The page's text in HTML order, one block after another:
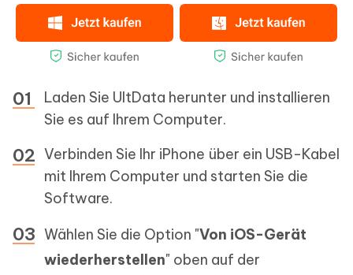
Laden Sie UltData herunter und installieren
Sie es auf Ihrem Computer.
Verbinden Sie Ihr iPhone über ein USB-Kabel
mit Ihrem Computer und starten Sie die
Software.
Wählen Sie die Option "Von iOS-Gerät
wiederherstellen" oben auf der